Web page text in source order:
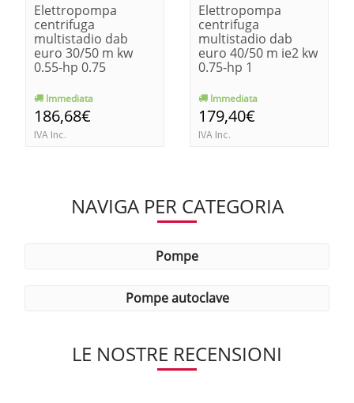
Elettropompa
centrifuga
multistadio dab
euro 30/50 m kw
0.55-hp 0.75
Immediata
186,68€
IVA Inc.
Elettropompa
centrifuga
multistadio dab
euro 40/50 m ie2 kw
0.75-hp 1
Immediata
179,40€
IVA Inc.
NAVIGA PER CATEGORIA
pompe
pompe autoclave
LE NOSTRE RECENSIONI